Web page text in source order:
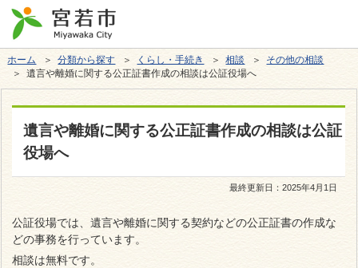
ホーム ＞分類から探す ＞ くらし・手続き ＞相談 ＞ その他の相談
＞ 遺言や離婚に関する公正証書作成の相談は公証役場へ
遺言や離婚に関する公正証書作成の相談は公証
役場へ
最終更新日：2025年4月1日
公証役場では、遺言や離婚に関する契約などの公正証書の作成な
どの事務を行っています。
相談は無料です。